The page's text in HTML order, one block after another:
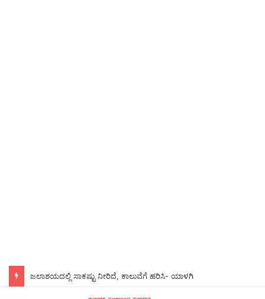
ಜಲಾಶಯದಲ್ಲಿ ಸಾಕಷ್ಟು ನೀರಿದೆ, ಕಾಲುವೆಗೆ ಹರಿಸಿ- ಯಾಳಗಿ